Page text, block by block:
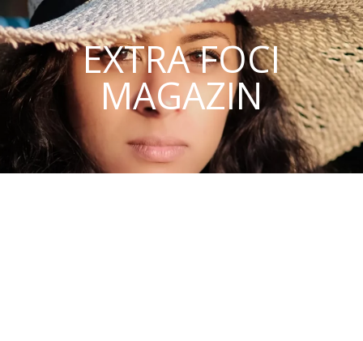
EXTRA FOCI
MAGAZIN